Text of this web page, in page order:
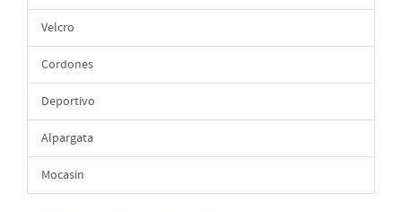
Velcro
Cordones
Deportivo
Alpargata
Mocasin